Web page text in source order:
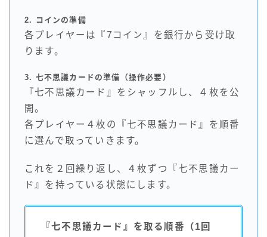
2. コインの準備
各プレイヤーは『7コイン』を銀行から受け取
ります。
3. 七不思議カードの準備（操作必要）
『七不思議カード』をシャッフルし、４枚を公
開。
各プレイヤー４枚の『七不思議カード』を順番
に選んで取っていきます。
これを２回繰り返し、４枚ずつ『七不思議カー
ド』を持っている状態にします。
『七不思議カード』を取る順番（1回